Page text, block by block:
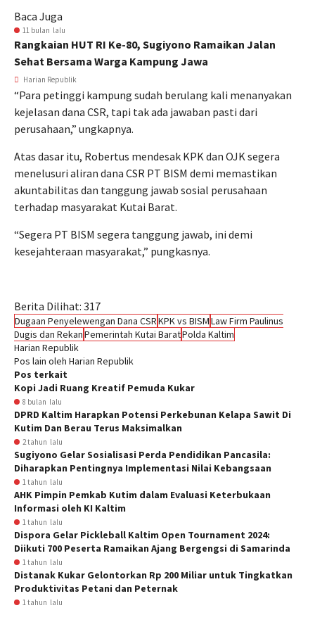
Baca Juga
11 bulan lalu
Rangkaian HUT RI Ke-80, Sugiyono Ramaikan Jalan
Sehat Bersama Warga Kampung Jawa
Harian Republik
“Para petinggi kampung sudah berulang kali menanyakan
kejelasan dana CSR, tapi tak ada jawaban pasti dari
perusahaan,” ungkapnya.
Atas dasar itu, Robertus mendesak KPK dan OJK segera
menelusuri aliran dana CSR PT BISM demi memastikan
akuntabilitas dan tanggung jawab sosial perusahaan
terhadap masyarakat Kutai Barat.
“Segera PT BISM segera tanggung jawab, ini demi
kesejahteraan masyarakat,” pungkasnya.
Berita Dilihat: 317
Dugaan Penyelewengan Dana CSRKPK vs BISMLaw Firm Paulinus
Dugis dan RekanPemerintah Kutai BaratPolda Kaltim
Harian Republik
Pos lain oleh Harian Republik
Pos terkait
Kopi Jadi Ruang Kreatif Pemuda Kukar
8 bulan lalu
DPRD Kaltim Harapkan Potensi Perkebunan Kelapa Sawit Di
Kutim Dan Berau Terus Maksimalkan
2 tahun lalu
Sugiyono Gelar Sosialisasi Perda Pendidikan Pancasila:
Diharapkan Pentingnya Implementasi Nilai Kebangsaan
1 tahun lalu
AHK Pimpin Pemkab Kutim dalam Evaluasi Keterbukaan
Informasi oleh KI Kaltim
1 tahun lalu
Dispora Gelar Pickleball Kaltim Open Tournament 2024:
Diikuti 700 Peserta Ramaikan Ajang Bergengsi di Samarinda
1 tahun lalu
Distanak Kukar Gelontorkan Rp 200 Miliar untuk Tingkatkan
Produktivitas Petani dan Peternak
1 tahun lalu